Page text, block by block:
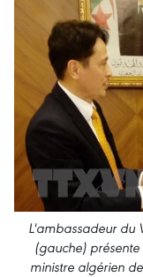
L'ambassadeur du
(gauche)
ministre algérien